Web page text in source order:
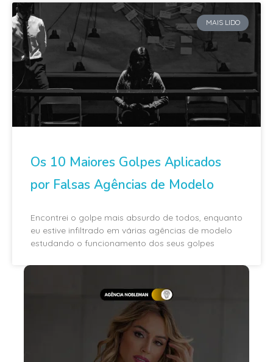
MAIS LIDO
Os 10 Maiores Golpes Aplicados
por Falsas Agências de Modelo
Encontrei o golpe mais absurdo de todos, enquanto
eu estive infiltrado em várias agências de modelo
estudando o funcionamento dos seus golpes